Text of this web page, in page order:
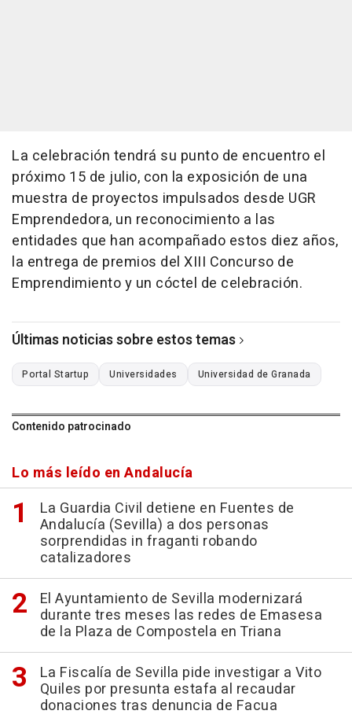
La celebración tendrá su punto de encuentro el
próximo 15 de julio, con la exposición de una
muestra de proyectos impulsados desde UGR
Emprendedora, un reconocimiento a las
entidades que han acompañado estos diez años,
la entrega de premios del XIII Concurso de
Emprendimiento y un cóctel de celebración.
Últimas noticias sobre estos temas
Portal Startup Universidades Universidad de Granada
Contenido patrocinado
Lo más leído en Andalucía
La Guardia Civil detiene en Fuentes de
Andalucía (Sevilla) a dos personas
sorprendidas in fraganti robando
catalizadores
El Ayuntamiento de Sevilla modernizará
durante tres meses las redes de Emasesa
de la Plaza de Compostela en Triana
La Fiscalía de Sevilla pide investigar a Vito
Quiles por presunta estafa al recaudar
donaciones tras denuncia de Facua